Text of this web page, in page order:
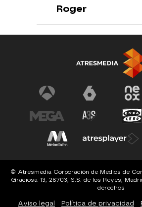
Roger
© Atresmedia Corporación de Medios de
Graciosa 13, 28703, S.S. de los Reyes,
derechos
Aviso legal Política de privacidad